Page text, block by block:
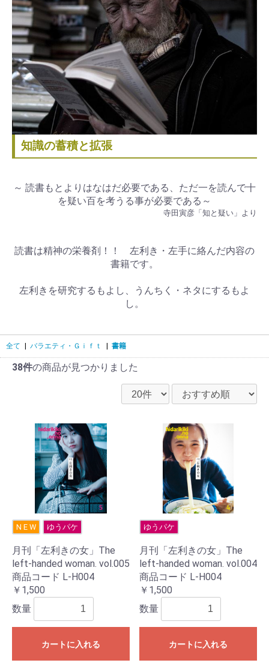
知識の蓄積と拡張
～ 読書もとよりはなはだ必要である、ただ一を読んで十
を疑い百を考うる事が必要である～
寺田寅彦「知と疑い」より
読書は精神の栄養剤！！ 左利き・左手に絡んだ内容の
書籍です。
左利きを研究するもよし、うんちく・ネタにするもよ
し。
全て バラエティ・Ｇｉｆｔ 書籍
38件の商品が見つかりました
N E W ゆうパケ
月刊「左利きの女」The
left-handed woman. vol.005
商品コード L-H004
￥1,500
数量
カートに入れる
ゆうパケ
月刊「左利きの女」The
left-handed woman. vol.004
商品コード L-H004
￥1,500
数量
カートに入れる